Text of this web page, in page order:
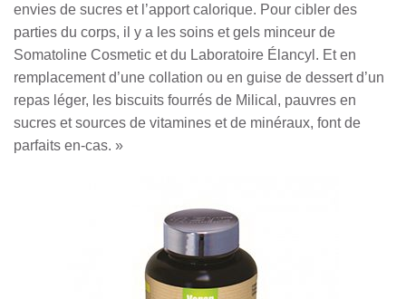
envies de sucres et l’apport calorique. Pour cibler des
parties du corps, il y a les soins et gels minceur de
Somatoline Cosmetic et du Laboratoire Élancyl. Et en
remplacement d’une collation ou en guise de dessert d’un
repas léger, les biscuits fourrés de Milical, pauvres en
sucres et sources de vitamines et de minéraux, font de
parfaits en-cas. »